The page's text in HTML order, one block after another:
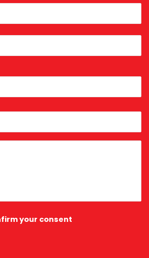
your consent